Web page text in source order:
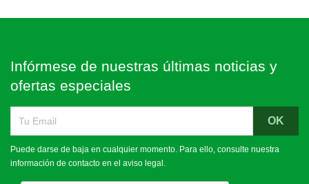
Infórmese de nuestras últimas noticias y
ofertas especiales
Puede darse de baja en cualquier momento. Para ello, consulte nuestra
información de contacto en el aviso legal.